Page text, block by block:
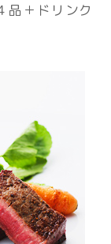
品＋ドリンク